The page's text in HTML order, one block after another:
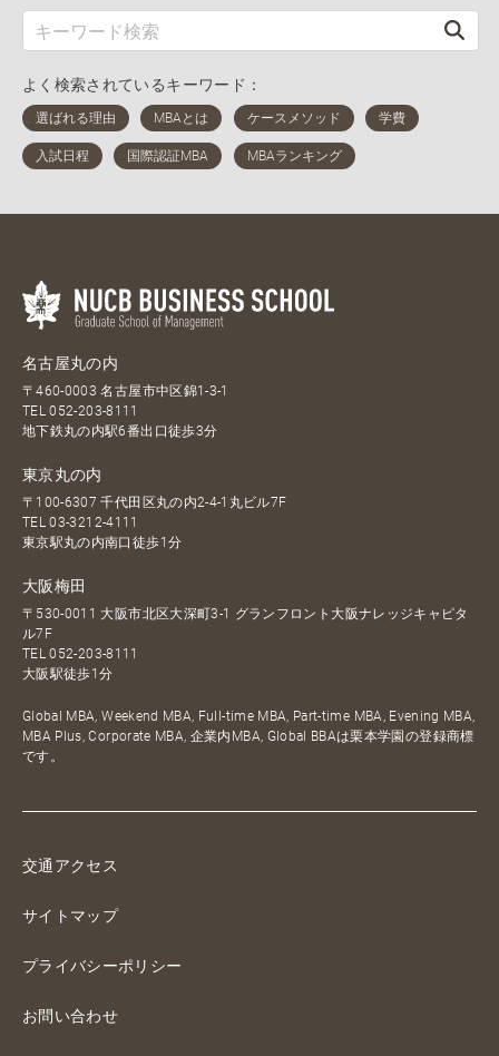
よく検索されているキーワード：
名古屋丸の内
〒460-0003 名古屋市中区錦1-3-1
TEL052-203-8111
地下鉄丸の内駅6番出口徒歩3分
東京丸の内
〒100-6307 千代田区丸の内2-4-1丸ビル7F
TEL03-3212-4111
東京駅丸の内南口徒歩1分
大阪梅田
〒530-0011 大阪市北区大深町3-1 グランフロント大阪ナレッジキャピタ
ル7F
TEL052-203-8111
大阪駅徒歩1分
Global MBA, Weekend MBA, Full-time MBA, Part-time MBA, Evening MBA,
MBA Plus, Corporate MBA, 企業内MBA, Global BBAは栗本学園の登録商標
です。
交通アクセス
サイトマップ
プライバシーポリシー
お問い合わせ